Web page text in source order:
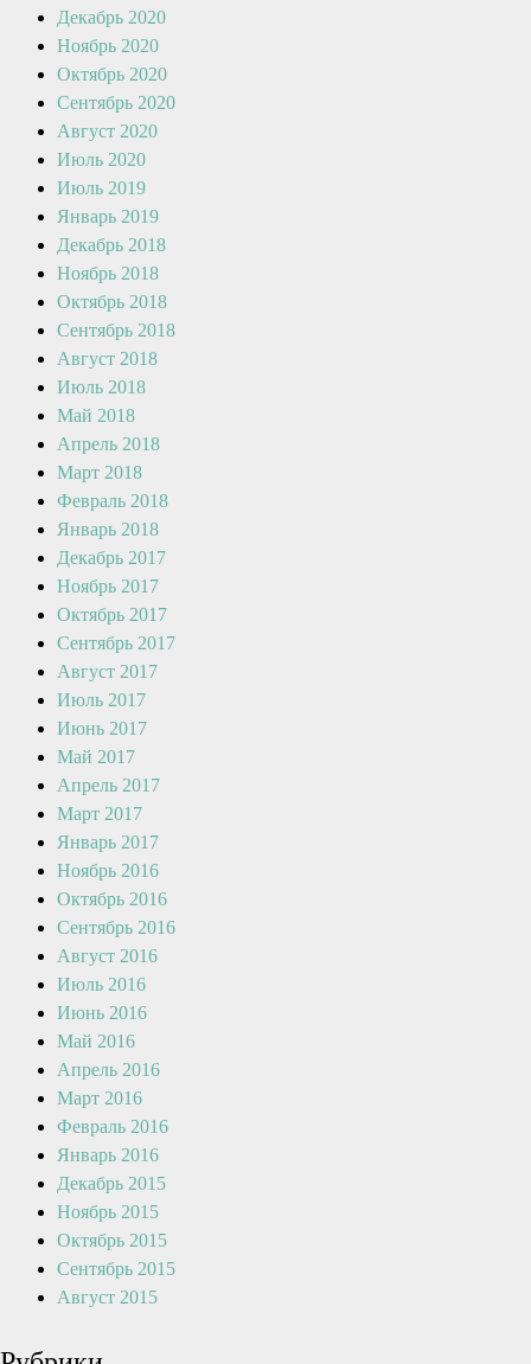
Декабрь 2020
Ноябрь 2020
Октябрь 2020
Сентябрь 2020
Август 2020
Июль 2020
Июль 2019
Январь 2019
Декабрь 2018
Ноябрь 2018
Октябрь 2018
Сентябрь 2018
Август 2018
Июль 2018
Май 2018
Апрель 2018
Март 2018
Февраль 2018
Январь 2018
Декабрь 2017
Ноябрь 2017
Октябрь 2017
Сентябрь 2017
Август 2017
Июль 2017
Июнь 2017
Май 2017
Апрель 2017
Март 2017
Январь 2017
Ноябрь 2016
Октябрь 2016
Сентябрь 2016
Август 2016
Июль 2016
Июнь 2016
Май 2016
Апрель 2016
Март 2016
Февраль 2016
Январь 2016
Декабрь 2015
Ноябрь 2015
Октябрь 2015
Сентябрь 2015
Август 2015